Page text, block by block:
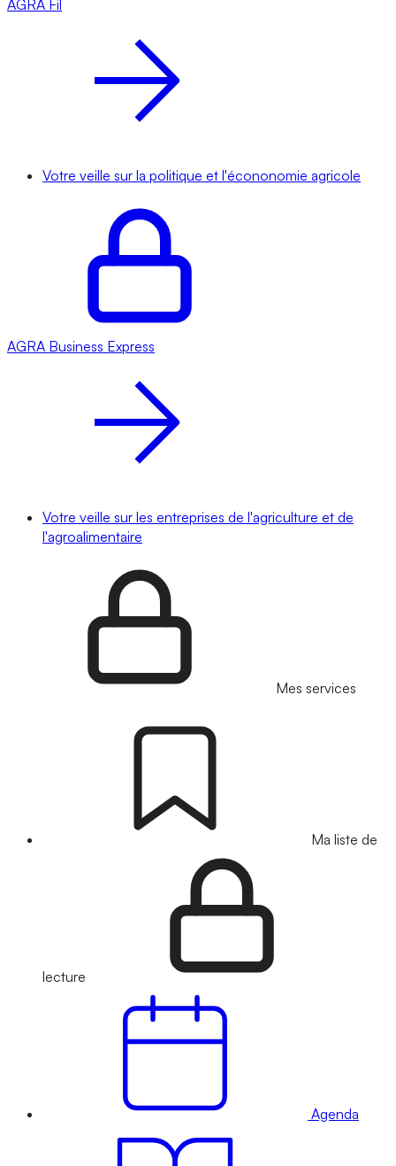
AGRA Fil
Votre veille sur la politique et l'écononomie agricole
AGRA Business Express
Votre veille sur les entreprises de l'agriculture et de
l'agroalimentaire
Mes services
Ma liste de
lecture
Agenda